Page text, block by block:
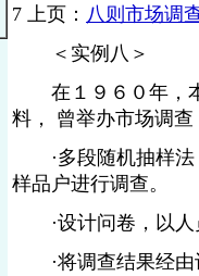
7 上页： 八则市场调
＜实例八＞
在１９６０年，本
料， 曾举办市场调查
·多段随机抽样法
样品户进行调查。
·设计问卷，以人
·将调查结果经由